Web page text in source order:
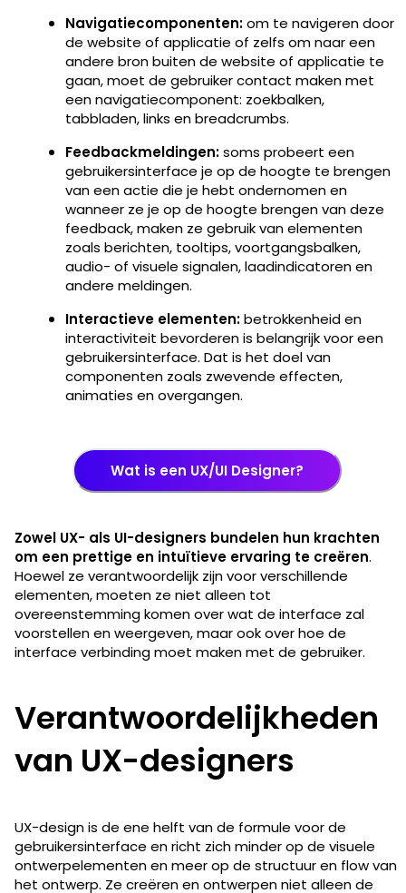
Navigatiecomponenten:om te navigeren door
de website of applicatie of zelfs om naar een
andere bron buiten de website of applicatie te
gaan, moet de gebruiker contact maken met
een navigatiecomponent: zoekbalken,
tabbladen, links en breadcrumbs.
Feedbackmeldingen:soms probeert een
gebruikersinterface je op de hoogte te brengen
van een actie die je hebt ondernomen en
wanneer ze je op de hoogte brengen van deze
feedback, maken ze gebruik van elementen
zoals berichten, tooltips, voortgangsbalken,
audio- of visuele signalen, laadindicatoren en
andere meldingen.
Interactieve elementen:betrokkenheid en
interactiviteit bevorderen is belangrijk voor een
gebruikersinterface. Dat is het doel van
componenten zoals zwevende effecten,
animaties en overgangen.
Wat is een UX/UI Designer?
Zowel UX- als UI-designers bundelen hun krachten
om een prettige en intuïtieve ervaring te creëren.
Hoewel ze verantwoordelijk zijn voor verschillende
elementen, moeten ze niet alleen tot
overeenstemming komen over wat de interface zal
voorstellen en weergeven, maar ook over hoe de
interface verbinding moet maken met de gebruiker.
Verantwoordelijkheden
van UX-designers
UX-design is de ene helft van de formule voor de
gebruikersinterface en richt zich minder op de visuele
ontwerpelementen en meer op de structuur en flow van
het ontwerp. Ze creëren en ontwerpen niet alleen de